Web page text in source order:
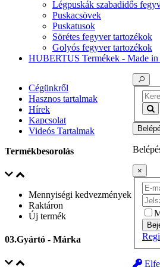
Légpuskák szabadidős
Puskacsövek
Puskatusok
Sörétes fegyver tartozékok
Golyós fegyver tartozékok
HUBERTUS Termékek - Made
Cégünkről
Hasznos tartalmak
Hírek
Kapcsolat
Videós Tartalmak
×
Termékbesorolás
Mennyiségi kedvezmények
Raktáron
Új termék
03.Gyártó - Márka